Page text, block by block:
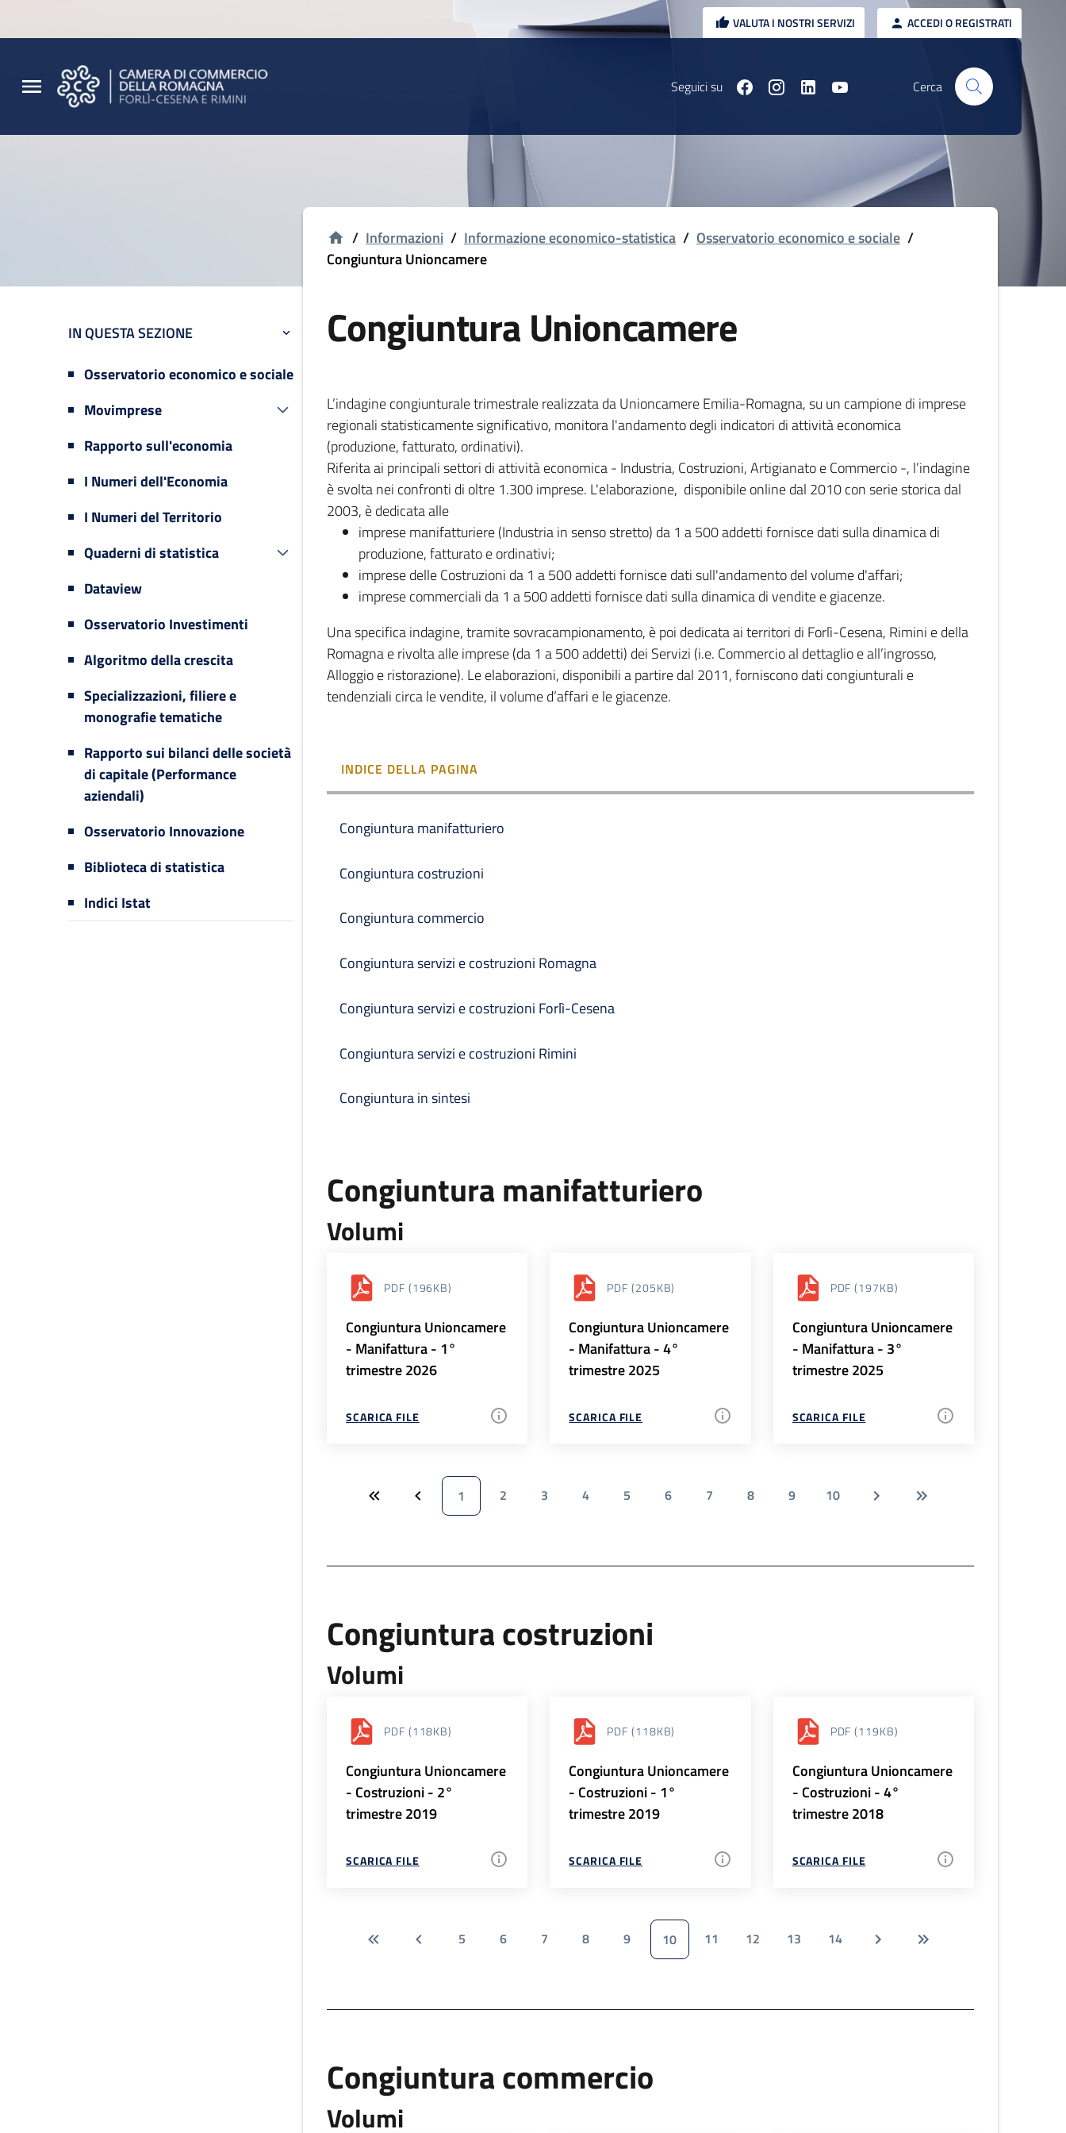
VALUTA I NOSTRI SERVIZI ACCEDI O REGISTRATI
Seguici su Cerca
IN QUESTA SEZIONE
Osservatorio economico e sociale
Movimprese
Rapporto sull'economia
I Numeri dell'Economia
I Numeri del Territorio
Quaderni di statistica
Dataview
Osservatorio Investimenti
Algoritmo della crescita
Specializzazioni, filiere e
monografie tematiche
Rapporto sui bilanci delle società
di capitale (Performance
aziendali)
Osservatorio Innovazione
Biblioteca di statistica
Indici Istat
/ Informazioni / Informazione economico-statistica / Osservatorio economico e sociale /
Congiuntura Unioncamere
Congiuntura Unioncamere
L’indagine congiunturale trimestrale realizzata da Unioncamere Emilia-Romagna, su un campione di imprese
regionali statisticamente significativo, monitora l'andamento degli indicatori di attività economica
(produzione, fatturato, ordinativi).
Riferita ai principali settori di attività economica - Industria, Costruzioni, Artigianato e Commercio -, l’indagine
è svolta nei confronti di oltre 1.300 imprese. L'elaborazione, disponibile online dal 2010 con serie storica dal
2003, è dedicata alle
imprese manifatturiere (Industria in senso stretto) da 1 a 500 addetti fornisce dati sulla dinamica di
produzione, fatturato e ordinativi;
imprese delle Costruzioni da 1 a 500 addetti fornisce dati sull'andamento del volume d'affari;
imprese commerciali da 1 a 500 addetti fornisce dati sulla dinamica di vendite e giacenze.
Una specifica indagine, tramite sovracampionamento, è poi dedicata ai territori di Forlì-Cesena, Rimini e della
Romagna e rivolta alle imprese (da 1 a 500 addetti) dei Servizi (i.e. Commercio al dettaglio e all’ingrosso,
Alloggio e ristorazione). Le elaborazioni, disponibili a partire dal 2011, forniscono dati congiunturali e
tendenziali circa le vendite, il volume d’affari e le giacenze.
INDICE DELLA PAGINA
Congiuntura manifatturiero
Congiuntura costruzioni
Congiuntura commercio
Congiuntura servizi e costruzioni Romagna
Congiuntura servizi e costruzioni Forlì-Cesena
Congiuntura servizi e costruzioni Rimini
Congiuntura in sintesi
Congiuntura manifatturiero
Volumi
PDF (196KB)
Congiuntura Unioncamere
- Manifattura - 1°
trimestre 2026
SCARICA FILE
PDF (205KB)
Congiuntura Unioncamere
- Manifattura - 4°
trimestre 2025
SCARICA FILE
PDF (197KB)
Congiuntura Unioncamere
- Manifattura - 3°
trimestre 2025
SCARICA FILE
1 2 3 4 5 6 7 8 9 10
Congiuntura costruzioni
Volumi
PDF (118KB)
Congiuntura Unioncamere
- Costruzioni - 2°
trimestre 2019
SCARICA FILE
PDF (118KB)
Congiuntura Unioncamere
- Costruzioni - 1°
trimestre 2019
SCARICA FILE
PDF (119KB)
Congiuntura Unioncamere
- Costruzioni - 4°
trimestre 2018
SCARICA FILE
5 6 7 8 9 10 11 12 13 14
Congiuntura commercio
Volumi